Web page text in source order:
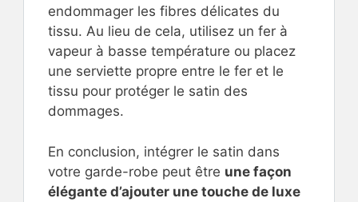
endommager les fibres délicates du
tissu. Au lieu de cela, utilisez un fer à
vapeur à basse température ou placez
une serviette propre entre le fer et le
tissu pour protéger le satin des
dommages.
En conclusion, intégrer le satin dans
votre garde-robe peut être une façon
élégante d’ajouter une touche de luxe